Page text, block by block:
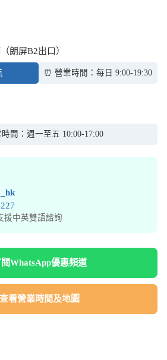
朗屏B2出口）
⏰ 營業時間：每日 9:00-19:30
間：週一至五 10:00-17:00
援中英雙語諮詢
WhatsApp優惠頻道
查看營業時間及地圖